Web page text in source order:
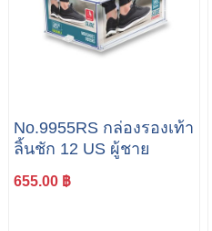
No.9955RS กล่องรองเท้า
ลิ้นชัก 12 US ผู้ชาย
655.00 ฿